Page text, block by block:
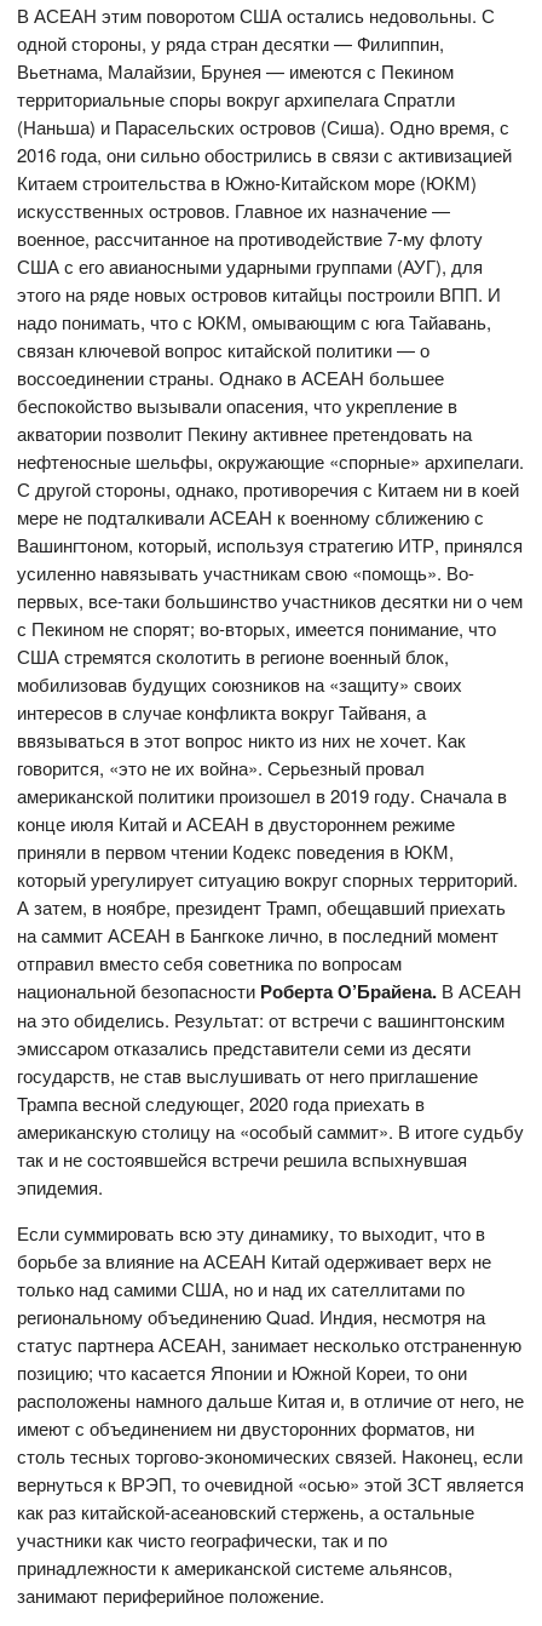
В АСЕАН этим поворотом США остались недовольны. С
одной стороны, у ряда стран десятки — Филиппин,
Вьетнама, Малайзии, Брунея — имеются с Пекином
территориальные споры вокруг архипелага Спратли
(Наньша) и Парасельских островов (Сиша). Одно время, с
2016 года, они сильно обострились в связи с активизацией
Китаем строительства в Южно-Китайском море (ЮКМ)
искусственных островов. Главное их назначение —
военное, рассчитанное на противодействие 7-му флоту
США с его авианосными ударными группами (АУГ), для
этого на ряде новых островов китайцы построили ВПП. И
надо понимать, что с ЮКМ, омывающим с юга Тайавань,
связан ключевой вопрос китайской политики — о
воссоединении страны. Однако в АСЕАН большее
беспокойство вызывали опасения, что укрепление в
акватории позволит Пекину активнее претендовать на
нефтеносные шельфы, окружающие «спорные» архипелаги.
С другой стороны, однако, противоречия с Китаем ни в коей
мере не подталкивали АСЕАН к военному сближению с
Вашингтоном, который, используя стратегию ИТР, принялся
усиленно навязывать участникам свою «помощь». Во-
первых, все-таки большинство участников десятки ни о чем
с Пекином не спорят; во-вторых, имеется понимание, что
США стремятся сколотить в регионе военный блок,
мобилизовав будущих союзников на «защиту» своих
интересов в случае конфликта вокруг Тайваня, а
ввязываться в этот вопрос никто из них не хочет. Как
говорится, «это не их война». Серьезный провал
американской политики произошел в 2019 году. Сначала в
конце июля Китай и АСЕАН в двустороннем режиме
приняли в первом чтении Кодекс поведения в ЮКМ,
который урегулирует ситуацию вокруг спорных территорий.
А затем, в ноябре, президент Трамп, обещавший приехать
на саммит АСЕАН в Бангкоке лично, в последний момент
отправил вместо себя советника по вопросам
национальной безопасности Роберта О’Брайена. В АСЕАН
на это обиделись. Результат: от встречи с вашингтонским
эмиссаром отказались представители семи из десяти
государств, не став выслушивать от него приглашение
Трампа весной следующег, 2020 года приехать в
американскую столицу на «особый саммит». В итоге судьбу
так и не состоявшейся встречи решила вспыхнувшая
эпидемия.
Если суммировать всю эту динамику, то выходит, что в
борьбе за влияние на АСЕАН Китай одерживает верх не
только над самими США, но и над их сателлитами по
региональному объединению Quad. Индия, несмотря на
статус партнера АСЕАН, занимает несколько отстраненную
позицию; что касается Японии и Южной Кореи, то они
расположены намного дальше Китая и, в отличие от него, не
имеют с объединением ни двусторонних форматов, ни
столь тесных торгово-экономических связей. Наконец, если
вернуться к ВРЭП, то очевидной «осью» этой ЗСТ является
как раз китайской-асеановский стержень, а остальные
участники как чисто географически, так и по
принадлежности к американской системе альянсов,
занимают периферийное положение.